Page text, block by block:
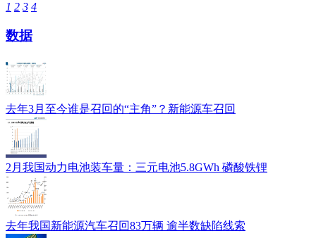
1 2 3 4
数据
去年3月至今谁是召回的“主角”？新能源车召回
2月我国动力电池装车量：三元电池5.8GWh 磷酸铁锂
去年我国新能源汽车召回83万辆 逾半数缺陷线索